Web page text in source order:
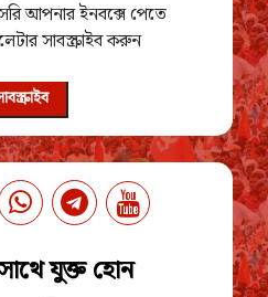
আপনার ইনবক্সে পেতে
সাবস্ক্রাইব করুন
যুক্ত হোন